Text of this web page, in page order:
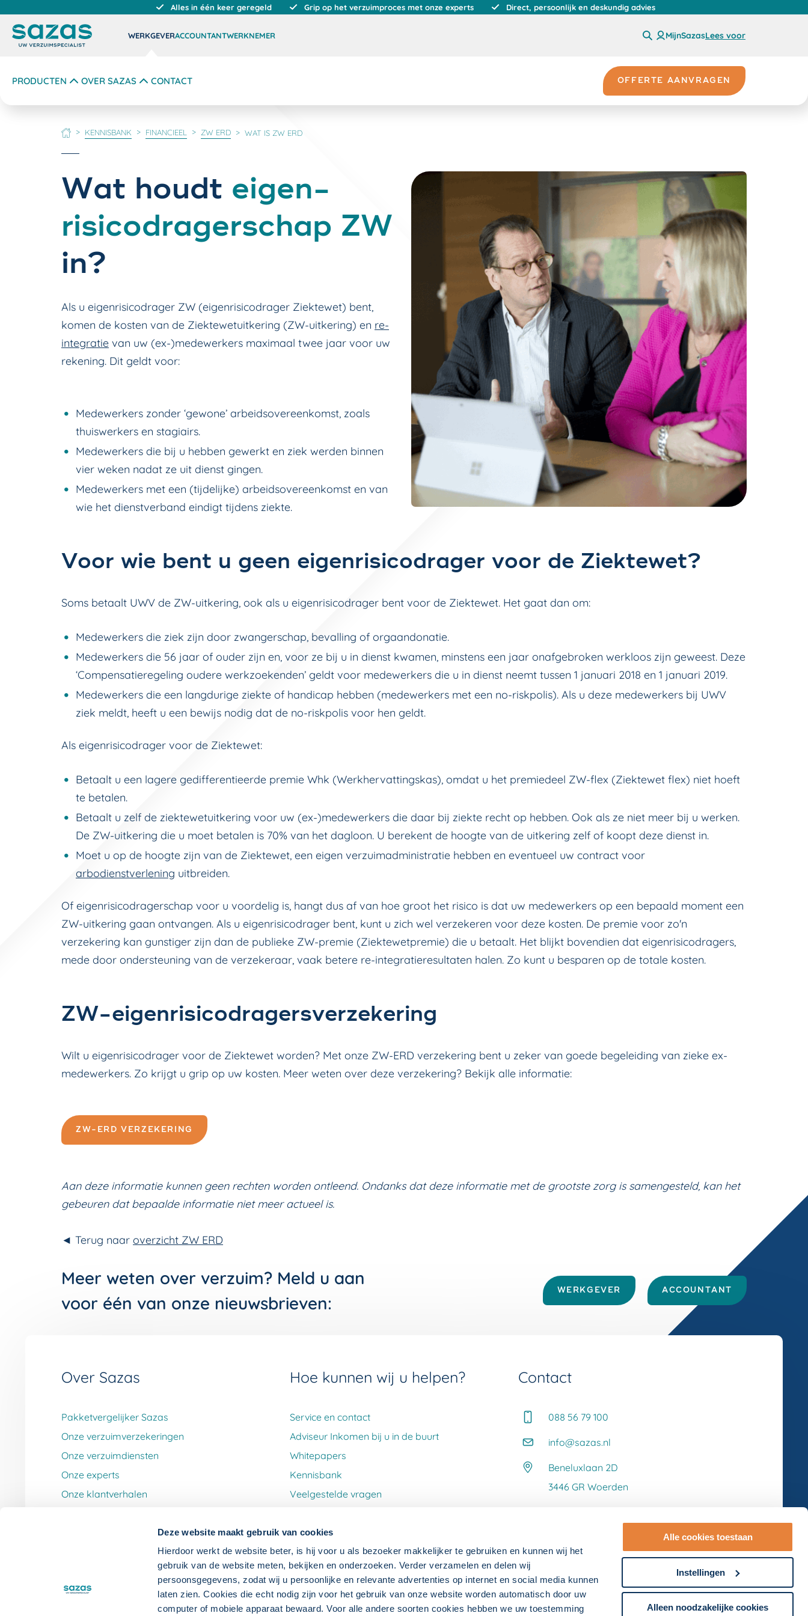
Deze website maakt gebruik van cookies
Hierdoor werkt de website beter, is hij voor u als bezoeker makkelijker te gebruiken en kunnen wij het
gebruik van de website meten, bekijken en onderzoeken. Verder verzamelen en delen wij
persoonsgegevens, zodat wij u persoonlijke en relevante advertenties op internet en social media kunnen
laten zien. Cookies die echt nodig zijn voor het gebruik van onze website worden automatisch door uw
computer of mobiele apparaat bewaard. Voor alle andere soorten cookies hebben we uw toestemming
Alle cookies toestaan
Instellingen
Alleen noodzakelijke cookies
Alles in één keer geregeld Grip op het verzuimproces met onze experts Direct, persoonlijk en deskundig advies
WERKGEVERACCOUNTANTWERKNEMER MijnSazasLees voor
PRODUCTEN OVER SAZAS CONTACT OFFERTE AANVRAGEN
HOME KENNISBANK FINANCIEEL ZW ERD WAT IS ZW ERD
Wat houdt eigen-
risicodragerschap ZW
in?
Als u eigenrisicodrager ZW (eigenrisicodrager Ziektewet) bent,
komen de kosten van de Ziektewetuitkering (ZW-uitkering) en re-
integratie van uw (ex-)medewerkers maximaal twee jaar voor uw
rekening. Dit geldt voor:
Medewerkers zonder ‘gewone’ arbeidsovereenkomst, zoals
thuiswerkers en stagiairs.
Medewerkers die bij u hebben gewerkt en ziek werden binnen
vier weken nadat ze uit dienst gingen.
Medewerkers met een (tijdelijke) arbeidsovereenkomst en van
wie het dienstverband eindigt tijdens ziekte.
Voor wie bent u geen eigenrisicodrager voor de Ziektewet?
Soms betaalt UWV de ZW-uitkering, ook als u eigenrisicodrager bent voor de Ziektewet. Het gaat dan om:
Medewerkers die ziek zijn door zwangerschap, bevalling of orgaandonatie.
Medewerkers die 56 jaar of ouder zijn en, voor ze bij u in dienst kwamen, minstens een jaar onafgebroken werkloos zijn geweest. Deze
‘Compensatieregeling oudere werkzoekenden’ geldt voor medewerkers die u in dienst neemt tussen 1 januari 2018 en 1 januari 2019.
Medewerkers die een langdurige ziekte of handicap hebben (medewerkers met een no-riskpolis). Als u deze medewerkers bij UWV
ziek meldt, heeft u een bewijs nodig dat de no-riskpolis voor hen geldt.
Als eigenrisicodrager voor de Ziektewet:
Betaalt u een lagere gedifferentieerde premie Whk (Werkhervattingskas), omdat u het premiedeel ZW-flex (Ziektewet flex) niet hoeft
te betalen.
Betaalt u zelf de ziektewetuitkering voor uw (ex-)medewerkers die daar bij ziekte recht op hebben. Ook als ze niet meer bij u werken.
De ZW-uitkering die u moet betalen is 70% van het dagloon. U berekent de hoogte van de uitkering zelf of koopt deze dienst in.
Moet u op de hoogte zijn van de Ziektewet, een eigen verzuimadministratie hebben en eventueel uw contract voor
arbodienstverlening uitbreiden.
Of eigenrisicodragerschap voor u voordelig is, hangt dus af van hoe groot het risico is dat uw medewerkers op een bepaald moment een
ZW-uitkering gaan ontvangen. Als u eigenrisicodrager bent, kunt u zich wel verzekeren voor deze kosten. De premie voor zo'n
verzekering kan gunstiger zijn dan de publieke ZW-premie (Ziektewetpremie) die u betaalt. Het blijkt bovendien dat eigenrisicodragers,
mede door ondersteuning van de verzekeraar, vaak betere re-integratieresultaten halen. Zo kunt u besparen op de totale kosten.
ZW-eigenrisicodragersverzekering
Wilt u eigenrisicodrager voor de Ziektewet worden? Met onze ZW-ERD verzekering bent u zeker van goede begeleiding van zieke ex-
medewerkers. Zo krijgt u grip op uw kosten. Meer weten over deze verzekering? Bekijk alle informatie:
ZW-ERD VERZEKERING
Aan deze informatie kunnen geen rechten worden ontleend. Ondanks dat deze informatie met de grootste zorg is samengesteld, kan het
gebeuren dat bepaalde informatie niet meer actueel is.
◄ Terug naar overzicht ZW ERD
Meer weten over verzuim? Meld u aan
voor één van onze nieuwsbrieven:
WERKGEVER ACCOUNTANT
Over Sazas
Pakketvergelijker Sazas
Onze verzuimverzekeringen
Onze verzuimdiensten
Onze experts
Onze klantverhalen
Hoe kunnen wij u helpen?
Service en contact
Adviseur Inkomen bij u in de buurt
Whitepapers
Kennisbank
Veelgestelde vragen
Contact
088 56 79 100
info@sazas.nl
Beneluxlaan 2D
3446 GR Woerden